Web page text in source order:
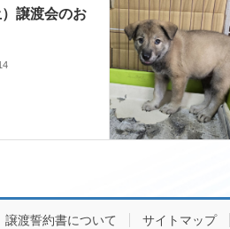
譲渡会のお
譲渡誓約書について サイトマップ